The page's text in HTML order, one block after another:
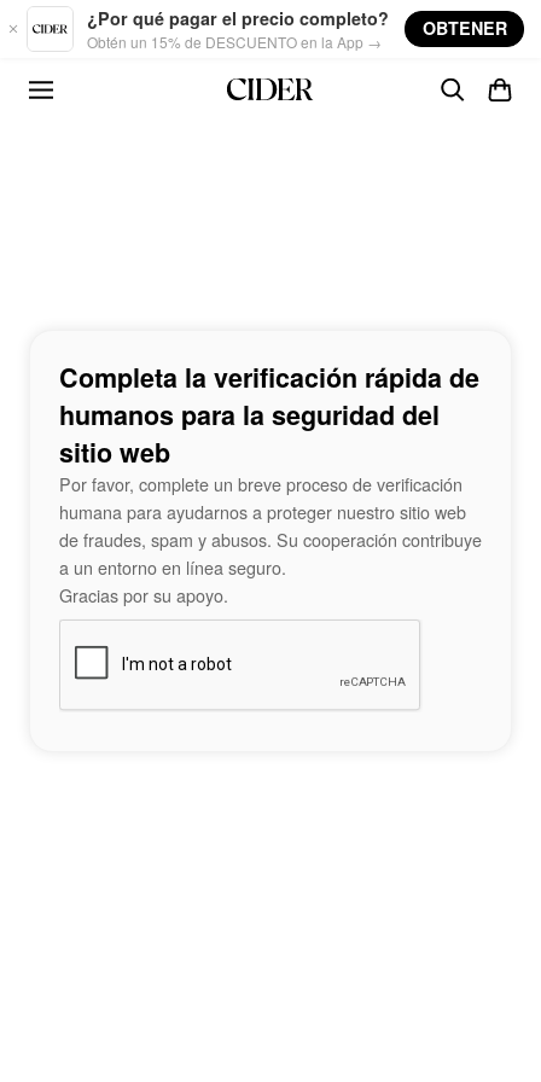
Skip to main content
¿Por qué pagar el precio completo?
Obtén un 15% de DESCUENTO en la App →
OBTENER
Completa la verificación rápida de
humanos para la seguridad del
sitio web
Por favor, complete un breve proceso de verificación
humana para ayudarnos a proteger nuestro sitio web
de fraudes, spam y abusos. Su cooperación contribuye
a un entorno en línea seguro.
Gracias por su apoyo.